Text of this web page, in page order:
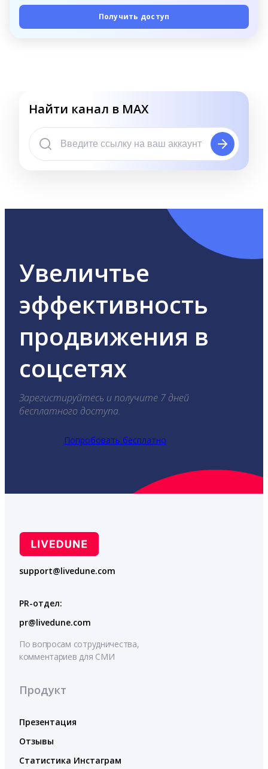
Получить доступ
Найти канал в MAX
Увеличтье
эффективность
продвижения в
соцсетях
Зарегистируйтесь и получите 7 дней
бесплатного доступа.
Попробовать бесплатно
support@livedune.com
PR-отдел:
pr@livedune.com
По вопросам сотрудничества,
комментариев для СМИ
Продукт
Презентация
Отзывы
Статистика Инстаграм